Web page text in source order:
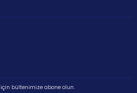
bültenimize abone olun.